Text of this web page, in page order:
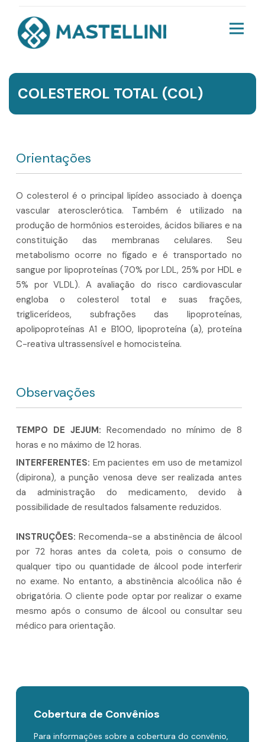
COLESTEROL TOTAL (COL)
Orientações
O colesterol é o principal lipídeo associado à doença
vascular aterosclerótica. Também é utilizado na
produção de hormônios esteroides, ácidos biliares e na
constituição das membranas celulares. Seu
metabolismo ocorre no fígado e é transportado no
sangue por lipoproteínas (70% por LDL, 25% por HDL e
5% por VLDL). A avaliação do risco cardiovascular
engloba o colesterol total e suas frações,
triglicerídeos, subfrações das lipoproteínas,
apolipoproteínas A1 e B100, lipoproteína (a), proteína
C-reativa ultrassensível e homocisteína.
Observações
TEMPO DE JEJUM: Recomendado no mínimo de 8
horas e no máximo de 12 horas.
INTERFERENTES: Em pacientes em uso de metamizol
(dipirona), a punção venosa deve ser realizada antes
da administração do medicamento, devido à
possibilidade de resultados falsamente reduzidos.
INSTRUÇÕES: Recomenda-se a abstinência de álcool
por 72 horas antes da coleta, pois o consumo de
qualquer tipo ou quantidade de álcool pode interferir
no exame. No entanto, a abstinência alcoólica não é
obrigatória. O cliente pode optar por realizar o exame
mesmo após o consumo de álcool ou consultar seu
médico para orientação.
Cobertura de Convênios
Para informações sobre a cobertura do convênio,